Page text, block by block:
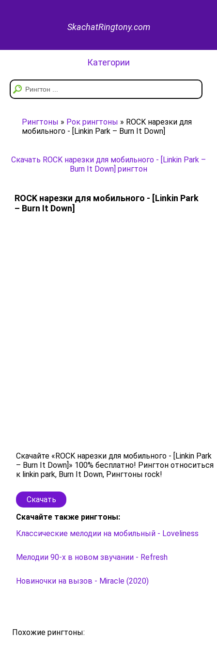
SkachatRingtony.com
Категории
Рингтоны » Рок рингтоны » ROCK нарезки для
мобильного - [Linkin Park – Burn It Down]
Скачать ROCK нарезки для мобильного - [Linkin Park –
Burn It Down] рингтон
ROCK нарезки для мобильного - [Linkin Park
– Burn It Down]
Скачайте «ROCK нарезки для мобильного - [Linkin Park
– Burn It Down]» 100% бесплатно! Рингтон относиться
к linkin park, Burn It Down, Рингтоны rock!
Скачать
Скачайте также рингтоны:
Классические мелодии на мобильный - Loveliness
Мелодии 90-х в новом звучании - Refresh
Новиночки на вызов - Miracle (2020)
Похожие рингтоны: